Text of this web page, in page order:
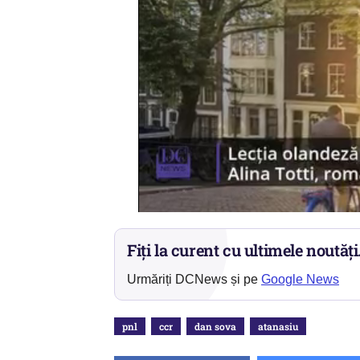
Fiți la curent cu ultimele
Urmăriți DCNews și pe Google News
pnl ccr dan sova atanasiu